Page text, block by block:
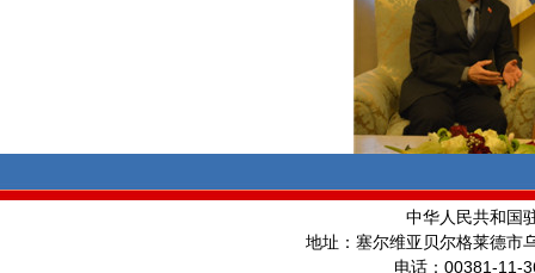
中华人民共和国
地址：塞尔维亚贝尔格莱德市
电话： 00381-11-